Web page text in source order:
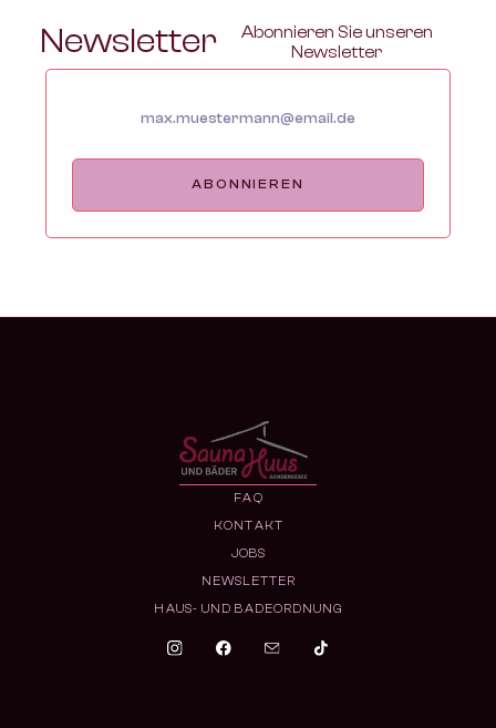
Newsletter
Abonnieren Sie unseren
Newsletter
FAQ
KONTAKT
JOBS
NEWSLETTER
HAUS- UND BADEORDNUNG